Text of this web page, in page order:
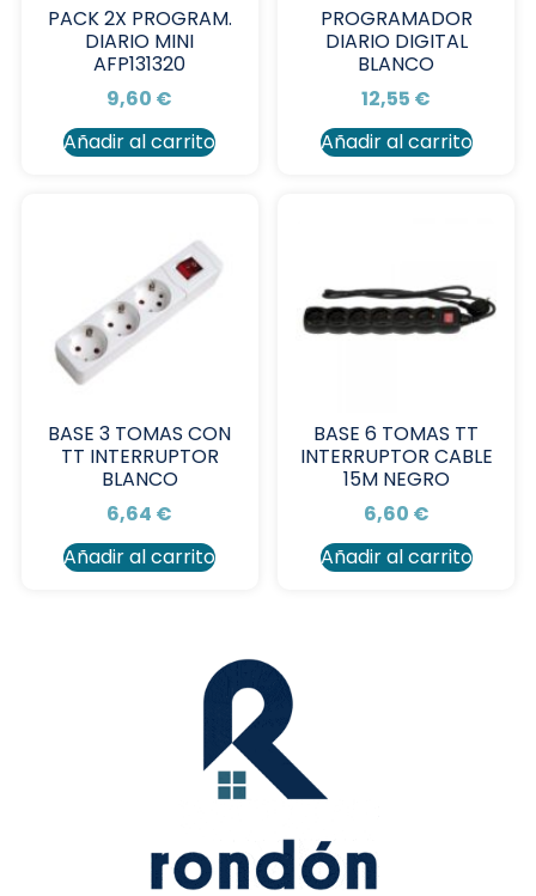
PACK 2X PROGRAM.
DIARIO MINI
AFP131320
9,60 €
Añadir al carrito
PROGRAMADOR
DIARIO DIGITAL
BLANCO
12,55 €
Añadir al carrito
BASE 3 TOMAS CON
TT INTERRUPTOR
BLANCO
6,64 €
Añadir al carrito
BASE 6 TOMAS TT
INTERRUPTOR CABLE
15M NEGRO
6,60 €
Añadir al carrito